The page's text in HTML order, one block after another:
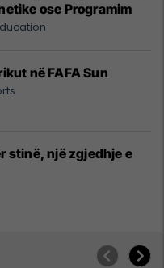
ose Programim
në FAFA Sun
stinë, një zgjedhje e